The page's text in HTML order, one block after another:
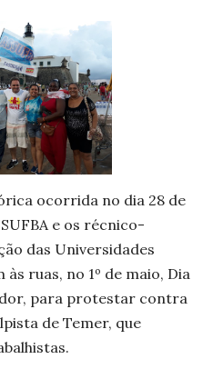
ocorrida no dia 28 de
e os récnico-
das Universidades
ruas, no 1º de maio, Dia
para protestar contra
de Temer, que